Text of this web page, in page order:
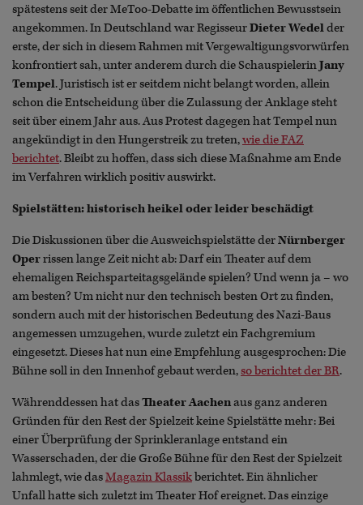
spätestens seit der MeToo-Debatte im öffentlichen Bewusstsein
angekommen. In Deutschland war RegisseurDieter Wedelder
erste, der sich in diesem Rahmen mit Vergewaltigungsvorwürfen
konfrontiert sah, unter anderem durch die SchauspielerinJany
Tempel. Juristisch ist er seitdem nicht belangt worden, allein
schon die Entscheidung über die Zulassung der Anklage steht
seit über einem Jahr aus. Aus Protest dagegen hat Tempel nun
angekündigt in den Hungerstreik zu treten,wie die FAZ
berichtet. Bleibt zu hoffen, dass sich diese Maßnahme am Ende
im Verfahren wirklich positiv auswirkt.
Spielstätten: historisch heikel oder leider beschädigt
Die Diskussionen über die Ausweichspielstätte derNürnberger
Operrissen lange Zeit nicht ab: Darf ein Theater auf dem
ehemaligen Reichsparteitagsgelände spielen? Und wenn ja – wo
am besten? Um nicht nur den technisch besten Ort zu finden,
sondern auch mit der historischen Bedeutung des Nazi-Baus
angemessen umzugehen, wurde zuletzt ein Fachgremium
eingesetzt. Dieses hat nun eine Empfehlung ausgesprochen: Die
Bühne soll in den Innenhof gebaut werden,so berichtet der BR.
Währenddessen hat dasTheater Aachenaus ganz anderen
Gründen für den Rest der Spielzeit keine Spielstätte mehr: Bei
einer Überprüfung der Sprinkleranlage entstand ein
Wasserschaden, der die Große Bühne für den Rest der Spielzeit
lahmlegt, wie dasMagazin Klassikberichtet. Ein ähnlicher
Unfall hatte sich zuletzt im Theater Hof ereignet. Das einzige